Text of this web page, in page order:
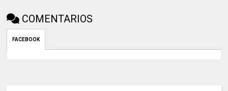
COMENTARIOS
FACEBOOK